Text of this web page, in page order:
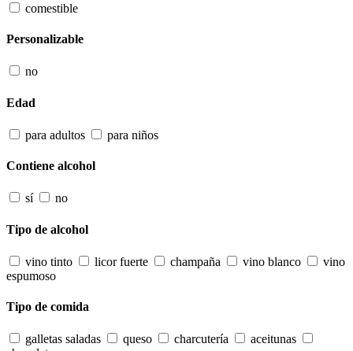
comestible
Personalizable
no
Edad
para adultos para niños
Contiene alcohol
sí no
Tipo de alcohol
vino tinto licor fuerte champaña vino blanco
vino
espumoso
Tipo de comida
galletas saladas queso charcutería
aceitunas